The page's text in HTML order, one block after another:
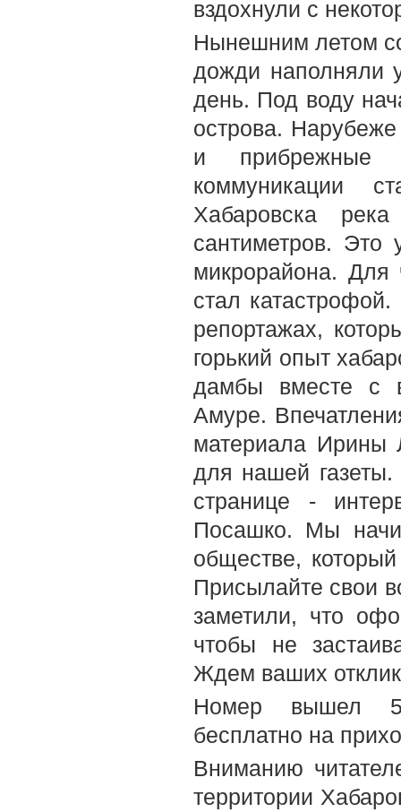
вздохнули с
Нынешним летом
дожди наполняли
день. Под воду
острова.
и прибрежные
коммуникации
Хабаровска
сантиметров. Это
микрорайона. Для
стал
репортажах,
горький опыт
дамбы вместе с
Амуре.
материала Ирины
для нашей
странице -
Посашко. Мы
обществе,
Присылайте свои
заметили, что
чтобы не
Ждем ваших
Номер вышел 5-
бесплатно на
Вниманию
территории